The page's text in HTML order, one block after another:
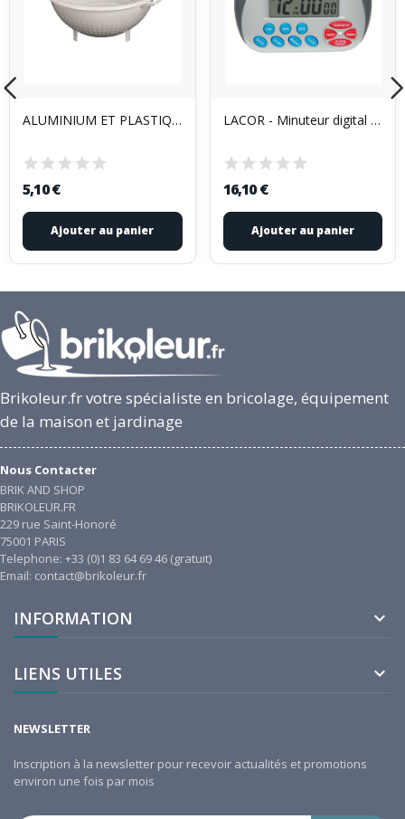
ALUMINIUM ET PLASTIQUES - Passoire 3 Pieds Gris...
5,10 €
Ajouter au panier
LACOR - Minuteur digital aimanté
16,10 €
Ajouter au panier
Brikoleur.fr votre spécialiste en bricolage, équipement
de la maison et jardinage
Nous Contacter
BRIK AND SHOP
BRIKOLEUR.FR
229 rue Saint-Honoré
75001 PARIS
Telephone: +33 (0)1 83 64 69 46 (gratuit)
Email: contact@brikoleur.fr
INFORMATION 
LIENS UTILES 
NEWSLETTER
Inscription à la newsletter pour recevoir actualités et promotions
environ une fois par mois